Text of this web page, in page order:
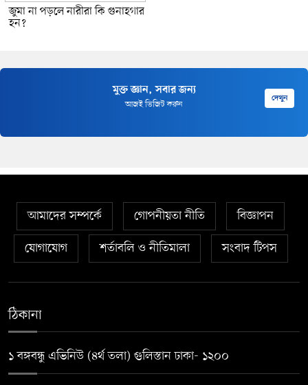
জুমা না পড়লে নারীরা কি গুনাহগার
হন?
মুক্ত জ্ঞান, সবার জন্য
আজই ভিজিট করুন
দেখুন
আমাদের সম্পর্কে গোপনীয়তা নীতি
বিজ্ঞাপন
যোগাযোগ
শর্তাবলি ও নীতিমালা সংবাদ টিপস
ঠিকানা
১ বঙ্গবন্ধু এভিনিউ (৪র্থ তলা) গুলিস্তান ঢাকা- ১২০০